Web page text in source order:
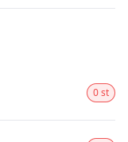
0 st